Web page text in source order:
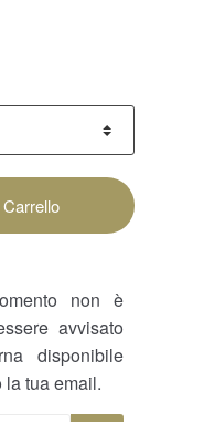
non è
avvisato
disponibile
tua email.